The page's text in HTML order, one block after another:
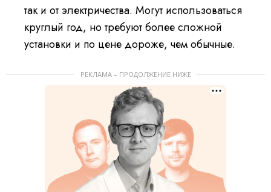
так и от электричества. Могут использоваться
круглый год, но требуют более сложной
установки и по цене дороже, чем обычные.
РЕКЛАМА – ПРОДОЛЖЕНИЕ НИЖЕ